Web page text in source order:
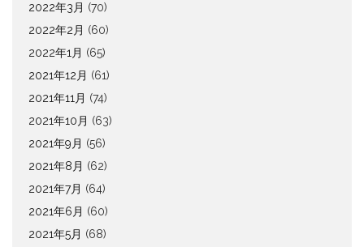
2022年3月 (70)
2022年2月 (60)
2022年1月 (65)
2021年12月 (61)
2021年11月 (74)
2021年10月 (63)
2021年9月 (56)
2021年8月 (62)
2021年7月 (64)
2021年6月 (60)
2021年5月 (68)